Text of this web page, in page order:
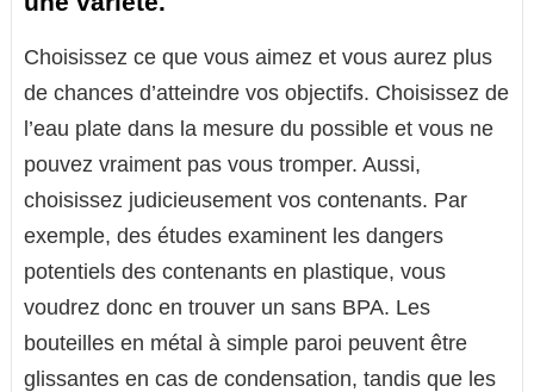
Choisissez ce que vous aimez et vous aurez plus
de chances d’atteindre vos objectifs. Choisissez de
l’eau plate dans la mesure du possible et vous ne
pouvez vraiment pas vous tromper. Aussi,
choisissez judicieusement vos contenants. Par
exemple, des études examinent les dangers
potentiels des contenants en plastique, vous
voudrez donc en trouver un sans BPA. Les
bouteilles en métal à simple paroi peuvent être
glissantes en cas de condensation, tandis que les